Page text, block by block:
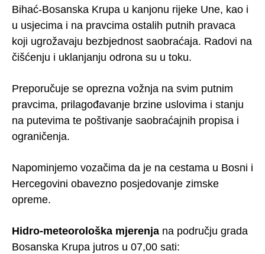
Bihać-Bosanska Krupa u kanjonu rijeke Une, kao i
u usjecima i na pravcima ostalih putnih pravaca
koji ugrožavaju bezbjednost saobraćaja. Radovi na
čišćenju i uklanjanju odrona su u toku.
Preporučuje se oprezna vožnja na svim putnim
pravcima, prilagođavanje brzine uslovima i stanju
na putevima te poštivanje saobraćajnih propisa i
ograničenja.
Napominjemo vozačima da je na cestama u Bosni i
Hercegovini obavezno posjedovanje zimske
opreme.
Hidro-meteorološka mjerenja na području grada
Bosanska Krupa jutros u 07,00 sati: